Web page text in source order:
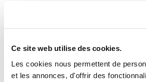
Ce site web utilise des cookies.
Les cookies nous permettent de
et les annonces, d'offrir des
outils d’aide à la décision
territoires et de l’innovation